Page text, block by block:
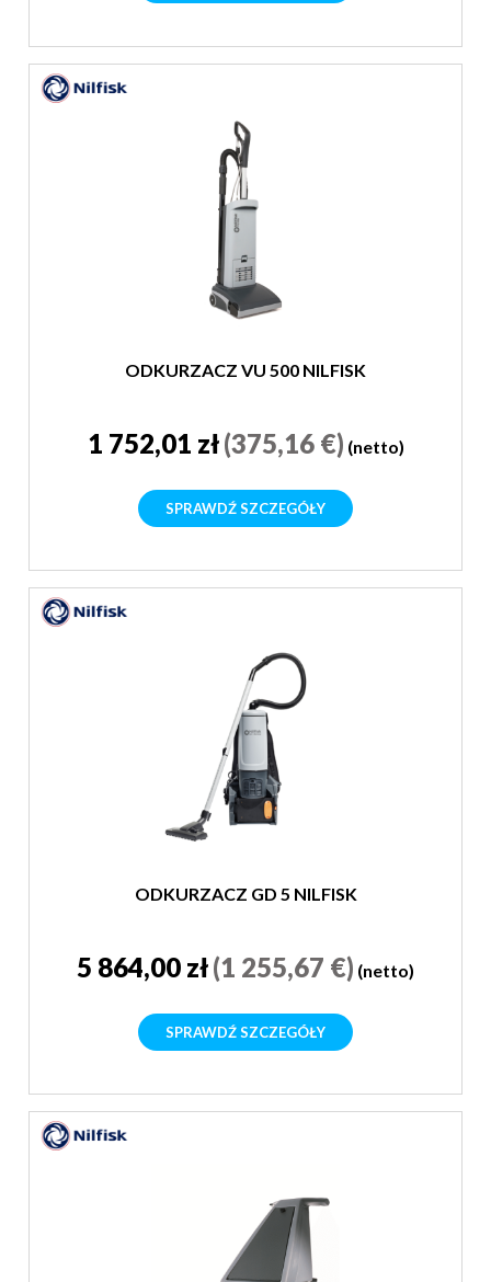
ODKURZACZ VU 500 NILFISK
1 752,01 zł(375,16 €) (netto)
SPRAWDŹ SZCZEGÓŁY
ODKURZACZ GD 5 NILFISK
5 864,00 zł(1 255,67 €) (netto)
SPRAWDŹ SZCZEGÓŁY